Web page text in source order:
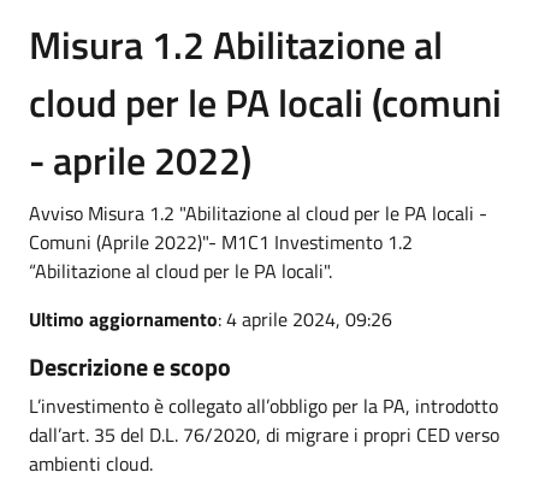
Misura 1.2 Abilitazione al
cloud per le PA locali (comuni
- aprile 2022)
Avviso Misura 1.2 "Abilitazione al cloud per le PA locali -
Comuni (Aprile 2022)"- M1C1 Investimento 1.2
“Abilitazione al cloud per le PA locali".
Ultimo aggiornamento: 4 aprile 2024, 09:26
Descrizione e scopo
L’investimento è collegato all’obbligo per la PA, introdotto
dall’art. 35 del D.L. 76/2020, di migrare i propri CED verso
ambienti cloud.